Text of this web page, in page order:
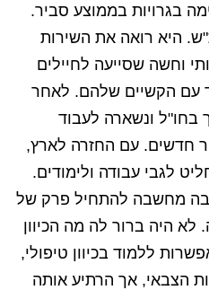
בגרויות בממוצע סביר.
היא רואה את השירות
וחשה שסייעה לחיילים
עם הקשיים שלהם. לאחר
בחו"ל ונשארה לעבוד
חדשים. עם החזרה לארץ,
לגבי עבודה ולימודים.
מחשבה להתחיל פרק של
לא היה ברור לה מה הכיוון
ללמוד בכיוון טיפולי,
הצבאי, אך הרתיע אותה